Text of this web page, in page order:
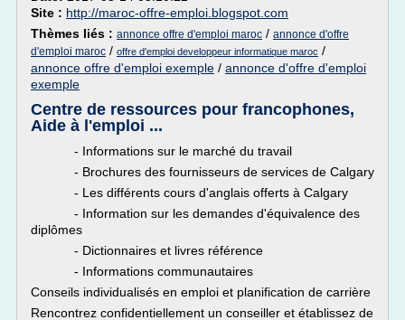
Site : http://maroc-offre-emploi.blogspot.com
Thèmes liés : annonce offre d'emploi maroc / annonce d'offre
d'emploi maroc / offre d'emploi developpeur informatique maroc /
annonce offre d'emploi exemple / annonce d'offre d'emploi
exemple
Centre de ressources pour francophones,
Aide à l'emploi ...
- Informations sur le marché du travail
- Brochures des fournisseurs de services de Calgary
- Les différents cours d'anglais offerts à Calgary
- Information sur les demandes d'équivalence des
diplômes
- Dictionnaires et livres référence
- Informations communautaires
Conseils individualisés en emploi et planification de carrière
Rencontrez confidentiellement un conseiller et établissez de